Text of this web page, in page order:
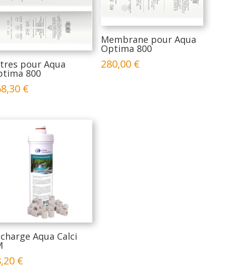
pour Aqua
800
€
Membrane pour Aqua
Optima 800
280,00 €
Aqua Calci
€